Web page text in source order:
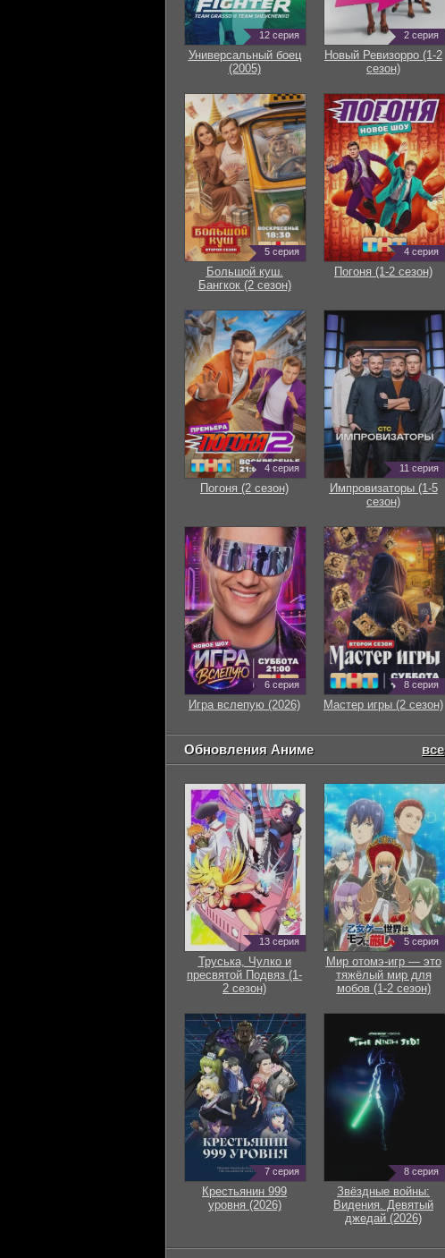
12 серия
Универсальный боец
(2005)
2 серия
Новый Ревизорро (1-2
сезон)
5 серия
Большой куш.
Бангкок (2 сезон)
4 серия
Погоня (1-2 сезон)
4 серия
Погоня (2 сезон)
11 серия
Импровизаторы (1-5
сезон)
6 серия
Игра вслепую (2026)
8 серия
Мастер игры (2 сезон)
Обновления Аниме все
13 серия
Труська, Чулко и
пресвятой Подвяз (1-
2 сезон)
5 серия
Мир отомэ-игр — это
тяжёлый мир для
мобов (1-2 сезон)
7 серия
Крестьянин 999
уровня (2026)
8 серия
Звёздные войны:
Видения. Девятый
джедай (2026)